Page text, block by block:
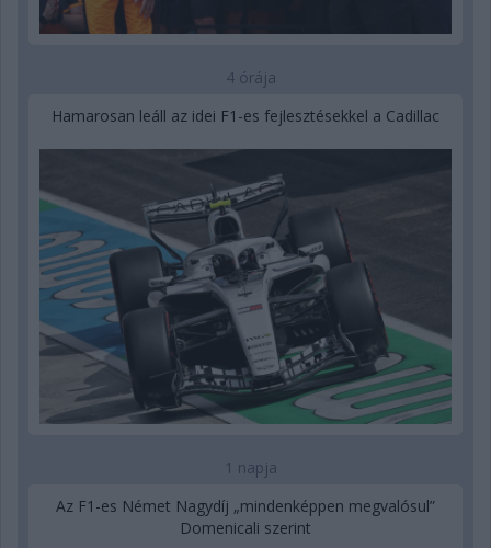
4 órája
Hamarosan leáll az idei F1-es fejlesztésekkel a Cadillac
1 napja
Az F1-es Német Nagydíj „mindenképpen megvalósul”
Domenicali szerint